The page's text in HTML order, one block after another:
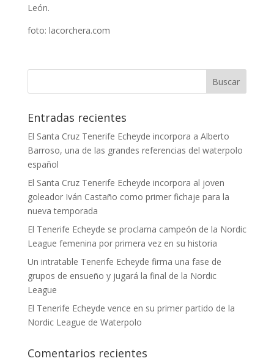
León.
foto: lacorchera.com
Entradas recientes
El Santa Cruz Tenerife Echeyde incorpora a Alberto
Barroso, una de las grandes referencias del waterpolo
español
El Santa Cruz Tenerife Echeyde incorpora al joven
goleador Iván Castaño como primer fichaje para la
nueva temporada
El Tenerife Echeyde se proclama campeón de la Nordic
League femenina por primera vez en su historia
Un intratable Tenerife Echeyde firma una fase de
grupos de ensueño y jugará la final de la Nordic
League
El Tenerife Echeyde vence en su primer partido de la
Nordic League de Waterpolo
Comentarios recientes